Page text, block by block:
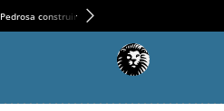
construirá la nueva residencia en el